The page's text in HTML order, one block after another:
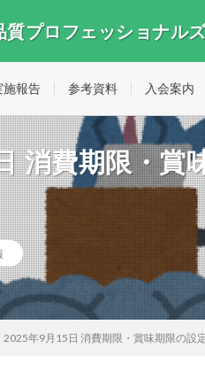
質プロフェッショナル
施報告 参考資料 入会案内
消費期限・賞
2025年9月15日 消費期限・賞味期限の設